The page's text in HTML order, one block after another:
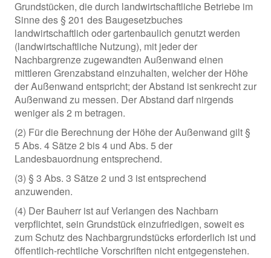
Grundstücken, die durch landwirtschaftliche Betriebe im
Sinne des § 201 des Baugesetzbuches
landwirtschaftlich oder gartenbaulich genutzt werden
(landwirtschaftliche Nutzung), mit jeder der
Nachbargrenze zugewandten Außenwand einen
mittleren Grenzabstand einzuhalten, welcher der Höhe
der Außenwand entspricht; der Abstand ist senkrecht zur
Außenwand zu messen. Der Abstand darf nirgends
weniger als 2 m betragen.
(2) Für die Berechnung der Höhe der Außenwand gilt §
5 Abs. 4 Sätze 2 bis 4 und Abs. 5 der
Landesbauordnung entsprechend.
(3) § 3 Abs. 3 Sätze 2 und 3 ist entsprechend
anzuwenden.
(4) Der Bauherr ist auf Verlangen des Nachbarn
verpflichtet, sein Grundstück einzufriedigen, soweit es
zum Schutz des Nachbargrundstücks erforderlich ist und
öffentlich-rechtliche Vorschriften nicht entgegenstehen.